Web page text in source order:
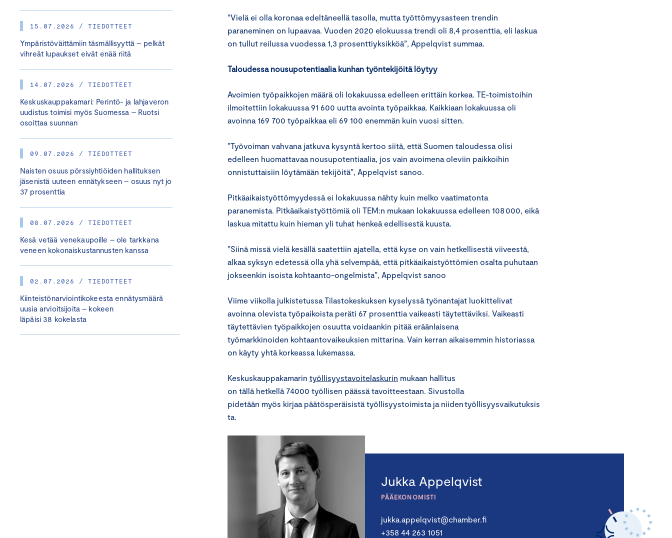
15.07.2026 / TIEDOTTEET
Ympäristöväittämiin täsmällisyyttä – pelkät
vihreät lupaukset eivät enää riitä
14.07.2026 / TIEDOTTEET
Keskuskauppakamari: Perintö- ja lahjaveron
uudistus toimisi myös Suomessa – Ruotsi
osoittaa suunnan
09.07.2026 / TIEDOTTEET
Naisten osuus pörssiyhtiöiden hallituksen
jäsenistä uuteen ennätykseen – osuus nyt jo
37 prosenttia
08.07.2026 / TIEDOTTEET
Kesä vetää venekaupoille – ole tarkkana
veneen kokonaiskustannusten kanssa
02.07.2026 / TIEDOTTEET
Kiinteistönarviointikokeesta ennätysmäärä
uusia arvioitsijoita – kokeen
läpäisi 38 kokelasta
”Vielä ei olla koronaa edeltäneellä tasolla, mutta työttömyysasteen trendin
paraneminen on lupaavaa. Vuoden 2020 elokuussa trendi oli 8,4 prosenttia, eli laskua
on tullut reilussa vuodessa 1,3 prosenttiyksikköä”, Appelqvist summaa.
Taloudessa nousupotentiaalia kunhan työntekijöitä löytyy
Avoimien työpaikkojen määrä oli lokakuussa edelleen erittäin korkea. TE-toimistoihin
ilmoitettiin lokakuussa 91 600 uutta avointa työpaikkaa. Kaikkiaan lokakuussa oli
avoinna 169 700 työpaikkaa eli 69 100 enemmän kuin vuosi sitten.
”Työvoiman vahvana jatkuva kysyntä kertoo siitä, että Suomen taloudessa olisi
edelleen huomattavaa nousupotentiaalia, jos vain avoimena oleviin paikkoihin
onnistuttaisiin löytämään tekijöitä”, Appelqvist sanoo.
Pitkäaikaistyöttömyydessä ei lokakuussa nähty kuin melko vaatimatonta
paranemista. Pitkäaikaistyöttömiä oli TEM:n mukaan lokakuussa edelleen 108 000, eikä
laskua mitattu kuin hieman yli tuhat henkeä edellisestä kuusta.
”Siinä missä vielä kesällä saatettiin ajatella, että kyse on vain hetkellisestä viiveestä,
alkaa syksyn edetessä olla yhä selvempää, että pitkäaikaistyöttömien osalta puhutaan
jokseenkin isoista kohtaanto-ongelmista”, Appelqvist sanoo
Viime viikolla julkistetussa Tilastokeskuksen kyselyssä työnantajat luokittelivat
avoinna olevista työpaikoista peräti 67 prosenttia vaikeasti täytettäviksi. Vaikeasti
täytettävien työpaikkojen osuutta voidaankin pitää eräänlaisena
työmarkkinoiden kohtaantovaikeuksien mittarina. Vain kerran aikaisemmin historiassa
on käyty yhtä korkeassa lukemassa.
Keskuskauppakamarin työllisyystavoitelaskurin mukaan hallitus
on tällä hetkellä 74000 työllisen päässä tavoitteestaan. Sivustolla
pidetään myös kirjaa päätösperäisistä työllisyystoimista ja niiden työllisyysvaikutuksis
ta.
Jukka Appelqvist
PÄÄEKONOMISTI
jukka.appelqvist@chamber.fi
+358 44 263 1051